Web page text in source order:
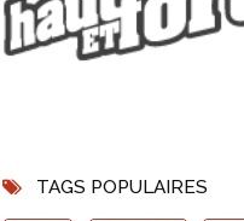
TAGS POPULAIRES